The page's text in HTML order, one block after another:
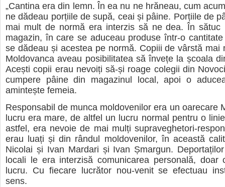
„Cantina era din lemn. În ea nu ne hrăneau, cum
ne dădeau porțiile de supă, ceai și pâine. Porțiile de
mai mult de normă era interzis să ne dea. În
magazin, în care se aduceau produse într-o
se dădeau și acestea pe normă. Copiii de vârstă mai
Moldovanca aveau posibilitatea să învețe la școala
Acești copii erau nevoiți să-și roage colegii din
cumpere pâine din magazinul local, apoi o
amintește femeia.
Responsabil de munca moldovenilor era un oarecare
lucru era mare, de altfel un lucru normal pentru o
astfel, era nevoie de mai mulți supraveghetori-
erau luați și din rândul moldovenilor, în această
Nicolai și Ivan Mardari și Ivan Șmargun.
locali le era interzisă comunicarea personală, doar
lucru. Cu fiecare lucrător nou-venit se efectuau
sens.